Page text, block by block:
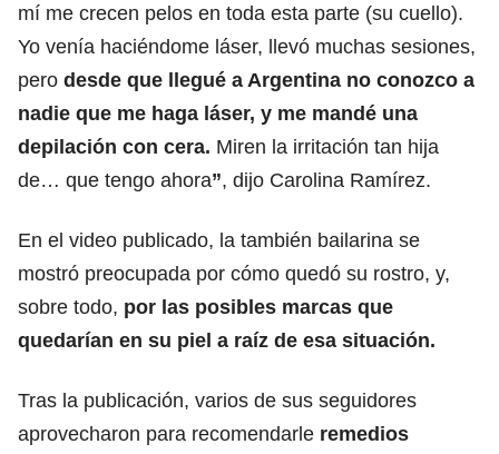
mí me crecen pelos en toda esta parte (su cuello).
Yo venía haciéndome láser, llevó muchas sesiones,
pero desde que llegué a Argentina no conozco a
nadie que me haga láser, y me mandé una
depilación con cera. Miren la irritación tan hija
de… que tengo ahora”, dijo Carolina Ramírez.
En el video publicado, la también bailarina se
mostró preocupada por cómo quedó su rostro, y,
sobre todo, por las posibles marcas que
quedarían en su piel a raíz de esa situación.
Tras la publicación, varios de sus seguidores
aprovecharon para recomendarle remedios